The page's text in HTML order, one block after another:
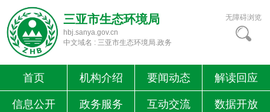
三亚市生态环境局
hbj.sanya.gov.cn
中文域名 : 三亚市生态环境局.政务
无障碍浏览
首页 机构介绍 要闻动态 解读回应
信息公开 政务服务 互动交流 数据开放